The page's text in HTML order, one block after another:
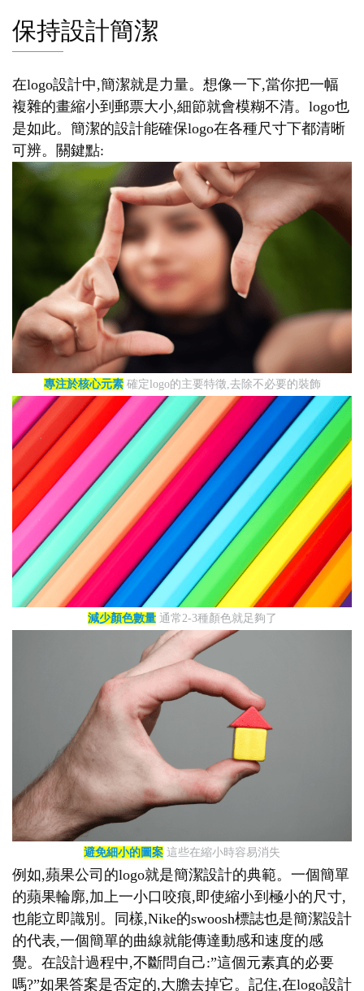
保持設計簡潔
在logo設計中,簡潔就是力量。想像一下,當你把一幅
複雜的畫縮小到郵票大小,細節就會模糊不清。logo也
是如此。簡潔的設計能確保logo在各種尺寸下都清晰
可辨。關鍵點:
專注於核心元素確定logo的主要特徵,去除不必要的裝飾
減少顏色數量通常2-3種顏色就足夠了
避免細小的圖案 這些在縮小時容易消失
例如,蘋果公司的logo就是簡潔設計的典範。一個簡單
的蘋果輪廓,加上一小口咬痕,即使縮小到極小的尺寸,
也能立即識別。同樣,Nike的swoosh標誌也是簡潔設計
的代表,一個簡單的曲線就能傳達動感和速度的感
覺。在設計過程中,不斷問自己:”這個元素真的必要
嗎?”如果答案是否定的,大膽去掉它。記住,在logo設計